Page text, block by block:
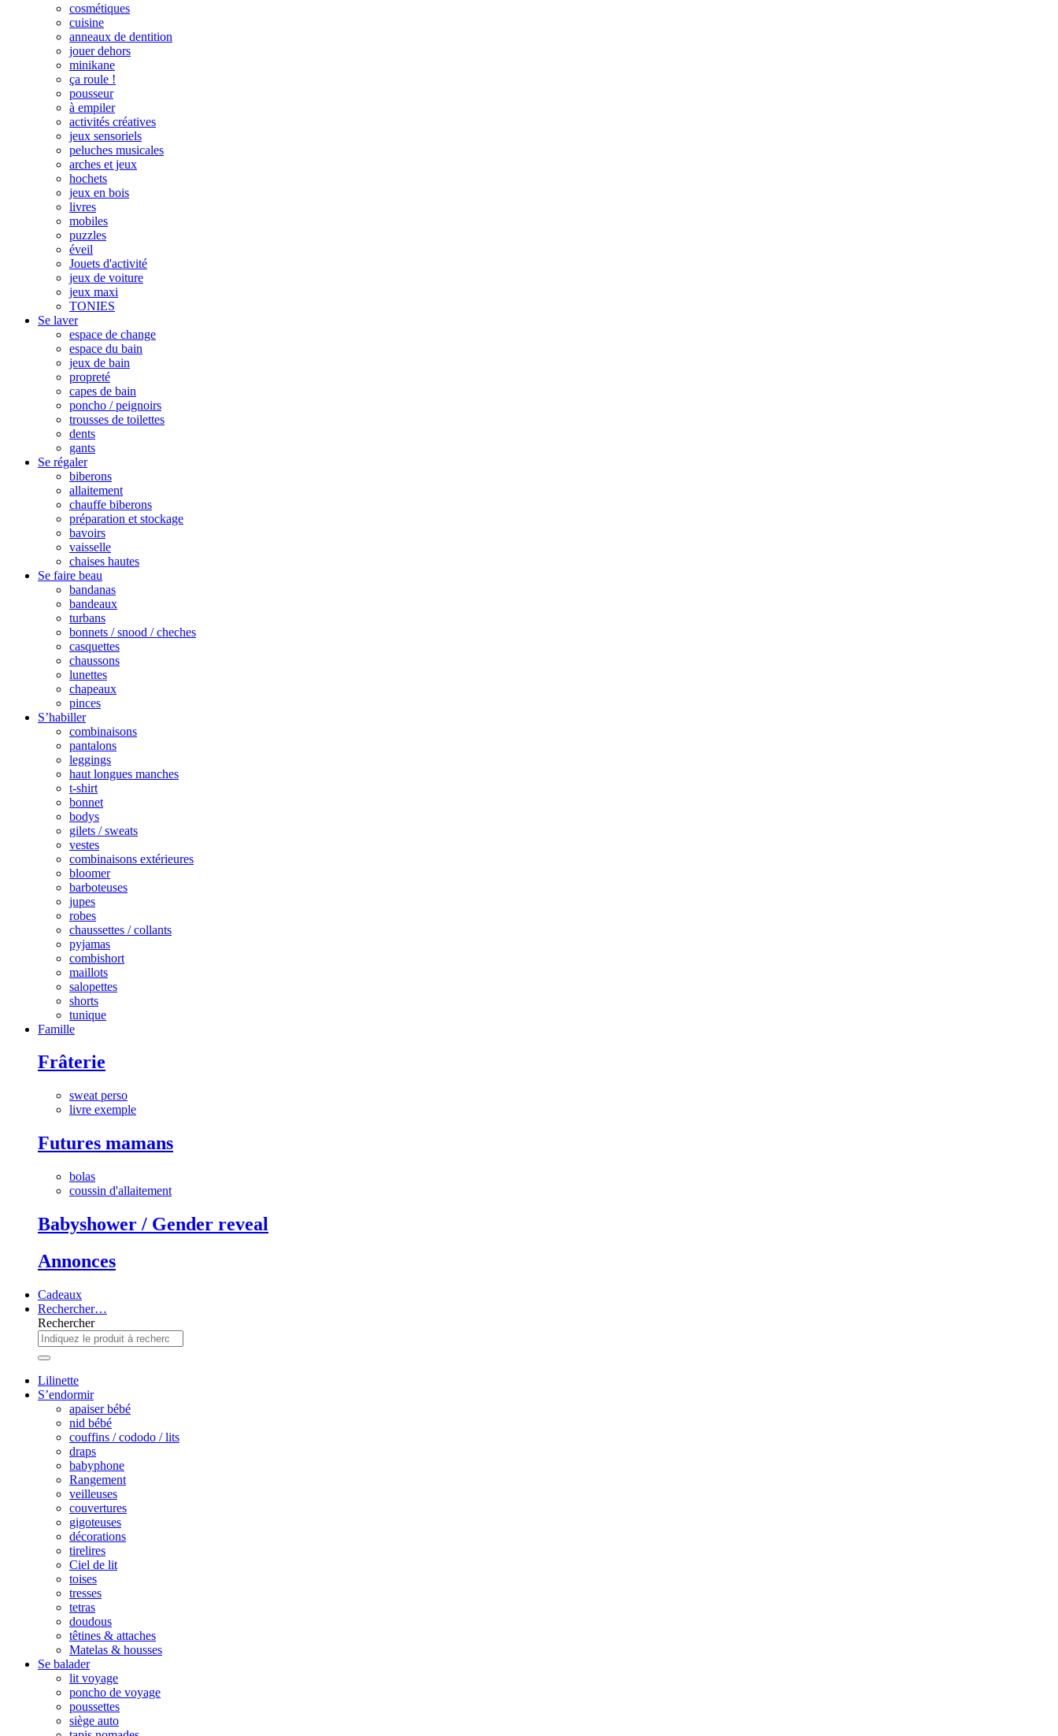
cosmétiques
cuisine
anneaux de dentition
jouer dehors
minikane
ça roule !
pousseur
à empiler
activités créatives
jeux sensoriels
peluches musicales
arches et jeux
hochets
jeux en bois
livres
mobiles
puzzles
éveil
Jouets d'activité
jeux de voiture
jeux maxi
TONIES
Se laver
espace de change
espace du bain
jeux de bain
propreté
capes de bain
poncho / peignoirs
trousses de toilettes
dents
gants
Se régaler
biberons
allaitement
chauffe biberons
préparation et stockage
bavoirs
vaisselle
chaises hautes
Se faire beau
bandanas
bandeaux
turbans
bonnets / snood / cheches
casquettes
chaussons
lunettes
chapeaux
pinces
S’habiller
combinaisons
pantalons
leggings
haut longues manches
t-shirt
bonnet
bodys
gilets / sweats
vestes
combinaisons extérieures
bloomer
barboteuses
jupes
robes
chaussettes / collants
pyjamas
combishort
maillots
salopettes
shorts
tunique
Famille
Frâterie
sweat perso
livre exemple
Futures mamans
bolas
coussin d'allaitement
Babyshower / Gender reveal
Annonces
Cadeaux
Rechercher…
Rechercher
Lilinette
S’endormir
apaiser bébé
nid bébé
couffins / cododo / lits
draps
babyphone
Rangement
veilleuses
couvertures
gigoteuses
décorations
tirelires
Ciel de lit
toises
tresses
tetras
doudous
têtines & attaches
Matelas & housses
Se balader
lit voyage
poncho de voyage
poussettes
siège auto